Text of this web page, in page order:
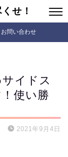
せ！
お問い合わせ
イドス
使い勝
2021年9月4日